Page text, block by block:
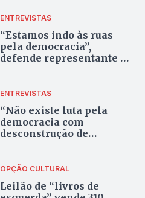
ENTREVISTAS
“Estamos indo às ruas
pela democracia”,
defende representante de
ENTREVISTAS
“Não existe luta pela
democracia com
desconstrução de
pró-Bolsonaro
OPÇÃO CULTURAL
Leilão de “livros de